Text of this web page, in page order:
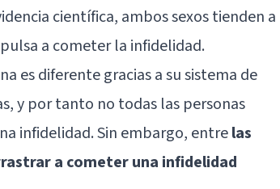
científica, ambos sexos tienden a
a cometer la infidelidad.
es diferente gracias a su sistema de
y por tanto no todas las personas
infidelidad. Sin embargo, entrelas
a cometer una infidelidad